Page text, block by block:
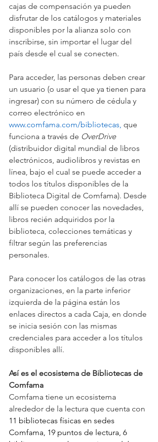
cajas de compensación ya pueden
disfrutar de los catálogos y materiales
disponibles por la alianza solo con
inscribirse, sin importar el lugar del
país desde el cual se conecten.
Para acceder, las personas deben crear
un usuario (o usar el que ya tienen para
ingresar) con su número de cédula y
correo electrónico en
www.comfama.com/bibliotecas, que
funciona a través de OverDrive
(distribuidor digital mundial de libros
electrónicos, audiolibros y revistas en
línea, bajo el cual se puede acceder a
todos los títulos disponibles de la
Biblioteca Digital de Comfama). Desde
allí se pueden conocer las novedades,
libros recién adquiridos por la
biblioteca, colecciones temáticas y
filtrar según las preferencias
personales.
Para conocer los catálogos de las otras
organizaciones, en la parte inferior
izquierda de la página están los
enlaces directos a cada Caja, en donde
se inicia sesión con las mismas
credenciales para acceder a los títulos
disponibles allí.
Así es el ecosistema de Bibliotecas de
Comfama
Comfama tiene un ecosistema
alrededor de la lectura que cuenta con
11 bibliotecas físicas en sedes
Comfama, 19 puntos de lectura, 6